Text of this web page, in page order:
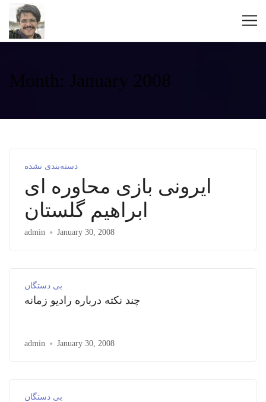
Month: January 2008
دسته‌بندی نشده
ایرونی بازی محاوره ای
ابراهیم گلستان
admin January 30, 2008
بی دستگان
چند نکته درباره رادیو زمانه
admin January 30, 2008
بی دستگان